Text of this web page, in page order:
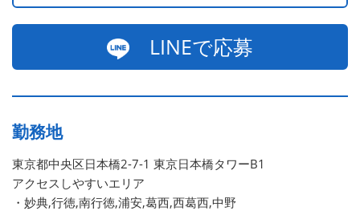
LINEで応募
勤務地
東京都中央区日本橋2-7-1 東京日本橋タワーB1
アクセスしやすいエリア
・妙典,行徳,南行徳,浦安,葛西,西葛西,中野